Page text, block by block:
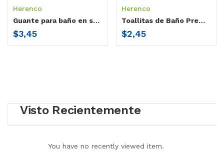
Herenco
Guante para baño en seco
$3,45
Herenco
Toallitas de Baño Premium Herenco
$2,45
Visto Recientemente
You have no recently viewed item.